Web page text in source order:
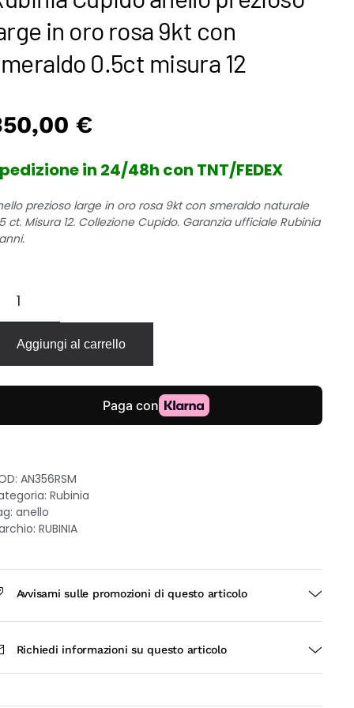
in oro rosa 9kt con
0.5ct misura 12
€
in 24/48h con TNT/FEDEX
prezioso large in oro rosa 9kt con smeraldo naturale
ct. Misura 12. Collezione Cupido. Garanzia ufficiale Rubinia
Aggiungi al carrello
AN356RSM
Rubinia
anello
RUBINIA
Avvisami sulle promozioni di questo articolo
Richiedi informazioni su questo articolo